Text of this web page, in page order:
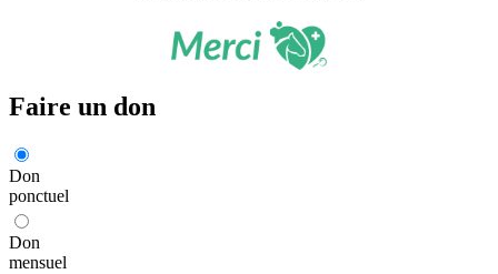
Faire un don
Don
ponctuel
Don
mensuel